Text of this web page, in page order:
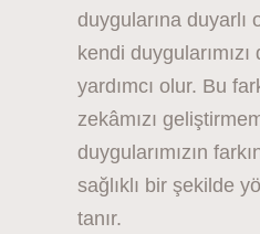
duygularına duyarlı
kendi
yardımcı olur. Bu
zekâmızı
duygularımızın
sağlıklı bir şekilde
tanır.